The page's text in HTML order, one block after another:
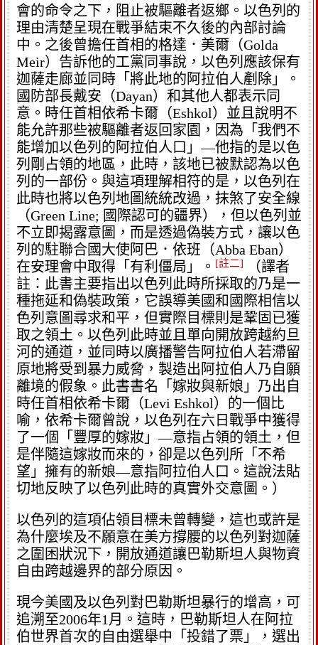
會的命令之下，阻止被驅離者返鄉。以色列的
理由清楚呈現在戰爭結束不久後的內部討論
中。之後曾擔任首相的格達．美爾（Golda
Meir）告訴他的工黨同事說，以色列應該保有
迦薩走廊並同時「將此地的阿拉伯人剷除」。
國防部長戴安（Dayan）和其他人都表示同
意。時任首相依希卡爾（Eshkol）並且說明不
能允許那些被驅離者返回家園，因為「我們不
能增加以色列的阿拉伯人口」—他指的是以色
列剛占領的地區，此時，該地已被默認為以色
列的一部份。與這項理解相符的是，以色列在
此時也將以色列地圖統統改過，抹煞了安全線
（Green Line; 國際認可的疆界），但以色列並
不立即揭露意圖，而是透過偽裝方式，讓以色
列的駐聯合國大使阿巴．依班（Abba Eban）
在安理會中取得「有利僵局」。 [註二]
（譯者
註：此書主要指出以色列此時所採取的乃是一
種拖延和偽裝政策，它誤導美國和國際相信以
色列意圖尋求和平，但實際目標則是鞏固已獲
取之領土。以色列此時並且單向開放跨越約旦
河的通道，並同時以廣播警告阿拉伯人若滯留
原地將受到暴力威脅，製造出阿拉伯人乃自願
離境的假象。此書書名「嫁妝與新娘」乃出自
時任首相依希卡爾（Levi Eshkol）的一個比
喻，依希卡爾曾說，以色列在六日戰爭中獲得
了一個「豐厚的嫁妝」—意指占領的領土，但
是伴隨這嫁妝而來的，卻是以色列所「不希
望」擁有的新娘—意指阿拉伯人口。這說法貼
切地反映了以色列此時的真實外交意圖。）
以色列的這項佔領目標未曾轉變，這也或許是
為什麼埃及不願意在美方撐腰的以色列對迦薩
之圍困狀況下，開放通道讓巴勒斯坦人與物資
自由跨越邊界的部分原因。
現今美國及以色列對巴勒斯坦暴行的增高，可
追溯至2006年1月。這時，巴勒斯坦人在阿拉
伯世界首次的自由選舉中「投錯了票」，選出